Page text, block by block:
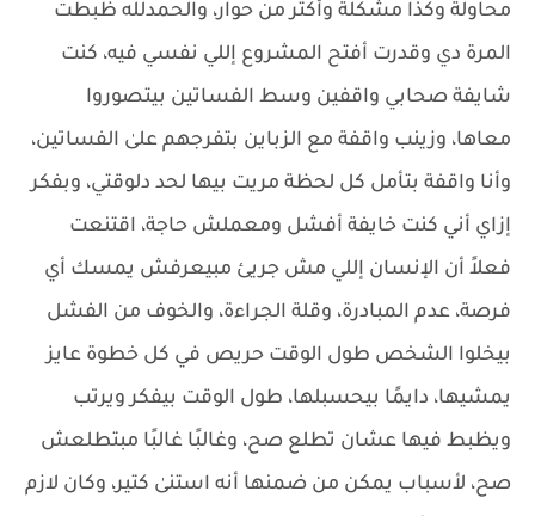
محاولة وكذا مشكلة وأكتر من حوار، والحمدلله ظبطت
المرة دي وقدرت أفتح المشروع إللي نفسي فيه، كنت
شايفة صحابي واقفين وسط الفساتين بيتصوروا
معاها، وزينب واقفة مع الزباين بتفرجهم علىٰ الفساتين،
وأنا واقفة بتأمل كل لحظة مريت بيها لحد دلوقتي، وبفكر
إزاي أني كنت خايفة أفشل ومعملش حاجة، اقتنعت
فعلاً أن الإنسان إللي مش جريئ مبيعرفش يمسك أي
فرصة، عدم المبادرة، وقلة الجراءة، والخوف من الفشل
بيخلوا الشخص طول الوقت حريص في كل خطوة عايز
يمشيها، دايمًا بيحسبلها، طول الوقت بيفكر ويرتب
ويظبط فيها عشان تطلع صح، وغالبًا غالبًا مبتطلعش
صح، لأسباب يمكن من ضمنها أنه استنىٰ كتير، وكان لازم